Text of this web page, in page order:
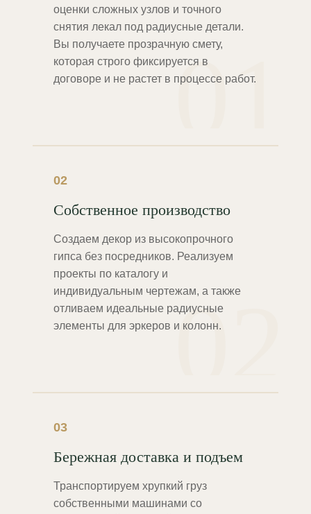
01
оценки сложных узлов и точного
снятия лекал под радиусные детали.
Вы получаете прозрачную смету,
которая строго фиксируется в
договоре и не растет в процессе работ.
02
02
Собственное производство
Создаем декор из высокопрочного
гипса без посредников. Реализуем
проекты по каталогу и
индивидуальным чертежам, а также
отливаем идеальные радиусные
элементы для эркеров и колонн.
03
Бережная доставка и подъем
Транспортируем хрупкий груз
собственными машинами со